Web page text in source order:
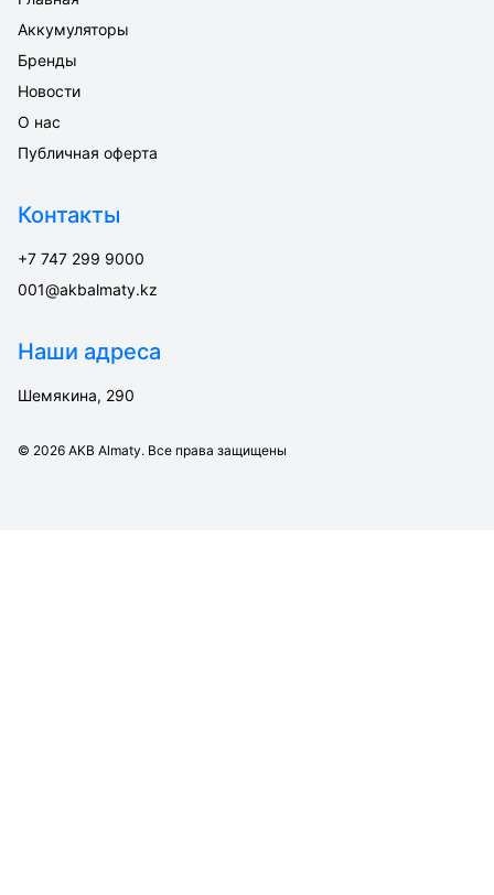
Аккумуляторы
Бренды
Новости
О нас
Публичная оферта
Контакты
+7 747 299 9000
001@akbalmaty.kz
Наши адреса
Шемякина, 290
© 2026 AKB Almaty. Все права защищены